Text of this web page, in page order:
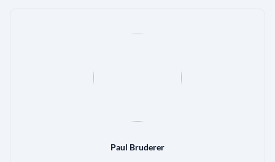
Paul Bruderer